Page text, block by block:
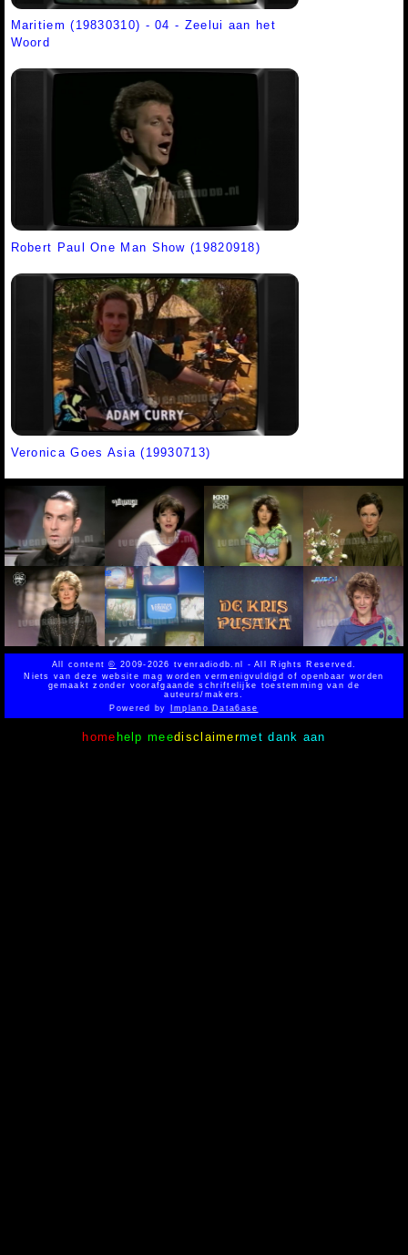
Maritiem (19830310) - 04 - Zeelui aan het
Woord
Robert Paul One Man Show (19820918)
Veronica Goes Asia (19930713)
All content© 2009-2026 tvenradiodb.nl - All Rights Reserved.
Niets van deze website mag worden vermenigvuldigd of openbaar worden
gemaakt zonder voorafgaande schriftelijke toestemming van de
auteurs/makers.
Powered byImplano Data6ase
home help meedisclaimermet dank aan